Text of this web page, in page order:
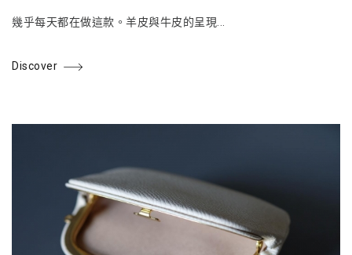
幾乎每天都在做這款。羊皮與牛皮的呈現...
Discover